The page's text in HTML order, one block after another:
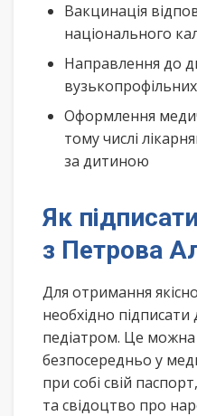
Вакцинація
національного
Направлення до
вузькопрофільних
Оформлення
тому числі
за дитиною
Як
з Петрова
Для отримання
необхідно
педіатром. Це
безпосередньо у
при собі свій
та свідоцтво про